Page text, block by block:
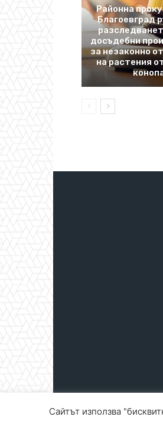
Районна
Благоевград
досъдебни
за незаконно
на растения
© Blagoevgrad.EU
Сайтът използва